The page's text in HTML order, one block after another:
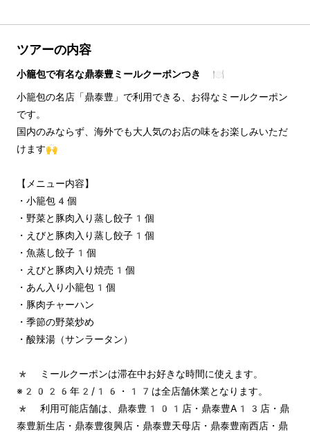
ツアーの内容
小籠包で有名な鼎泰豊ミールクーポンつき 🍽️
小籠包の名店「鼎泰豊」で利用できる、お得なミールクーポン
です。
国内のみならず、海外でも大人気のお店の味をお楽しみいただ
けます🙌
【メニュー内容】
・小籠包4個
・野菜と豚肉入り蒸し餃子1個
・えびと豚肉入り蒸し餃子1個
・魚蒸し餃子1個
・えびと豚肉入り焼売1個
・あん入り小籠包1個
・豚肉チャーハン
・季節の野菜炒め
・酸辣湯（サンラータン）
* ミールクーポンは滞在中お好きな時間に使えます。
※2026年2/16・17は全店舗休業となります。
* 利用可能店舗は、鼎泰豊101店・鼎泰豊A13店・鼎
泰豊新生店・鼎泰豊復興店・鼎泰豊天母店・鼎泰豊南西店・鼎